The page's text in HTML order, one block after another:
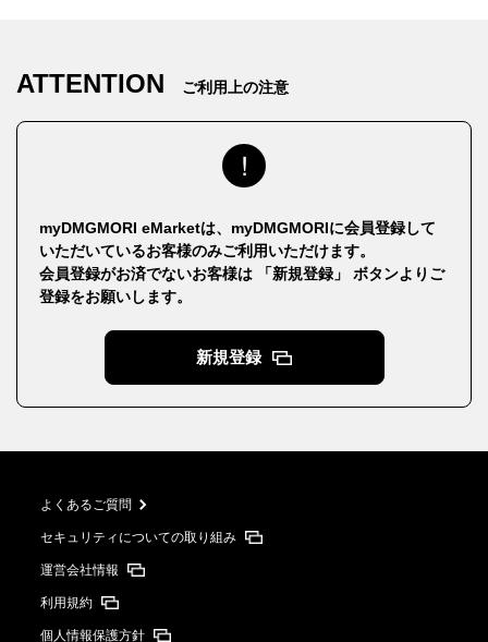
ATTENTION ご利用上の注意
myDMGMORI eMarketは、myDMGMORIに会員登録して
いただいているお客様のみご利用いただけます。
会員登録がお済でないお客様は 「新規登録」 ボタンよりご
登録をお願いします。
新規登録
よくあるご質問
セキュリティについての取り組み
運営会社情報
利用規約
個人情報保護方針